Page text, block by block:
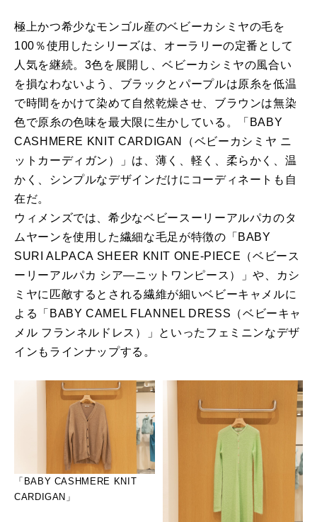
極上かつ希少なモンゴル産のベビーカシミヤの毛を
100％使用したシリーズは、オーラリーの定番として
人気を継続。3色を展開し、ベビーカシミヤの風合い
を損なわないよう、ブラックとパープルは原糸を低温
で時間をかけて染めて自然乾燥させ、ブラウンは無染
色で原糸の色味を最大限に生かしている。「BABY
CASHMERE KNIT CARDIGAN（ベビーカシミヤ ニ
ットカーディガン）」は、薄く、軽く、柔らかく、温
かく、シンプルなデザインだけにコーディネートも自
在だ。
ウィメンズでは、希少なベビースーリーアルパカのタ
ムヤーンを使用した繊細な毛足が特徴の「BABY
SURI ALPACA SHEER KNIT ONE-PIECE（ベビース
ーリーアルパカ シア―ニットワンピース）」や、カシ
ミヤに匹敵するとされる繊維が細いベビーキャメルに
よる「BABY CAMEL FLANNEL DRESS（ベビーキャ
メル フランネルドレス）」といったフェミニンなデザ
インもラインナップする。
「BABY CASHMERE KNIT
CARDIGAN」